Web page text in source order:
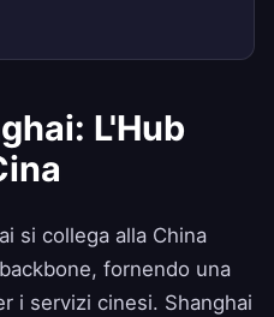
L'Hub
si collega alla China
fornendo una
i servizi cinesi. Shanghai